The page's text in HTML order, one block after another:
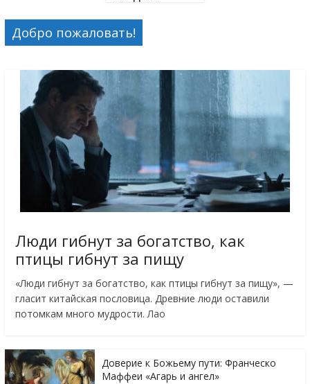
Добро пожаловать!
Люди гибнут за богатство, как
птицы гибнут за пищу
«Люди гибнут за богатство, как птицы гибнут за пищу», —
гласит китайская пословица. Древние люди оставили
потомкам много мудрости. Лао
Доверие к Божьему пути: Франческо
Маффеи «Агарь и ангел»